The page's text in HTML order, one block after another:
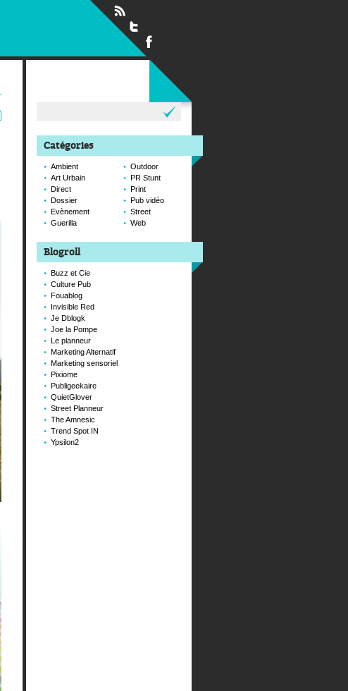
Catégories
Ambient
Art Urbain
Direct
Dossier
Evènement
Guerilla
Outdoor
PR Stunt
Print
Pub vidéo
Street
Web
Blogroll
Buzz et Cie
Culture Pub
Fouablog
Invisible Red
Je Dblogk
Joe la Pompe
Le planneur
Marketing Alternatif
Marketing sensoriel
Pixiome
Publigeekaire
QuietGlover
Street Planneur
The Amnesic
Trend Spot IN
Ypsilon2